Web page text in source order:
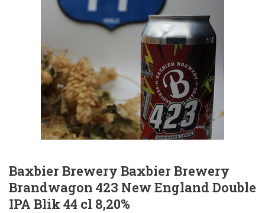
Baxbier Brewery Baxbier Brewery
Brandwagon 423 New England Double
IPA Blik 44 cl 8,20%